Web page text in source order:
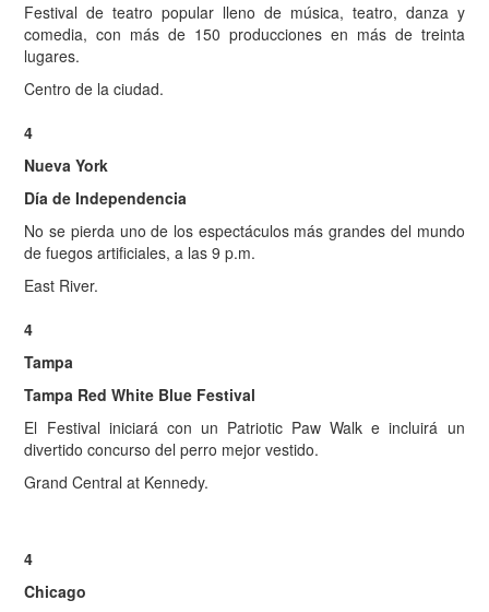
Festival de teatro popular lleno de música, teatro, danza y
comedia, con más de 150 producciones en más de treinta
lugares.
Centro de la ciudad.
4
Nueva York
Día de Independencia
No se pierda uno de los espectáculos más grandes del mundo
de fuegos artificiales, a las 9 p.m.
East River.
4
Tampa
Tampa Red White Blue Festival
El Festival iniciará con un Patriotic Paw Walk e incluirá un
divertido concurso del perro mejor vestido.
Grand Central at Kennedy.
4
Chicago